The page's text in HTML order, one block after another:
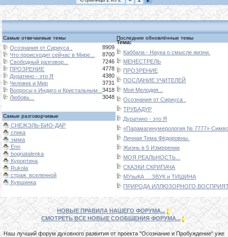
Самые отвечаемые темы Последние обновлённые темы
Осознания от Сириуса .
8909
Что происходит сейчас в Мире...
8700
Свободный разговор...
7246
ПРОЗРЕНИЕ
4778
Дуратино - это Я
4380
Человек и Мир
3731
Вопросы к Индиго и Кристальным...3418
Любовь...
3048
Тема:
Каббала - Наука о смысле жизни.
МЕНЕСТРЕЛЬ
ПРОЗРЕНИЕ
ПОСЛАНИЕ УЧИТЕЛЕЙ
Моя Мелодия...
Осознания от Сириуса .
ТРУБАДУР
Дуратино - это Я
«Парамагинумерология № 7777»
Личная Тема Фёдоровны.
Жизнь в 5 Измерении
МОЯ РЕАЛЬНОСТЬ...
СКАЗКИ СКРИПАЧА
МУзыКА ....ЗВУК и ТИШИНА
ПРИРОДА ИЛЛЮЗОРНОГО
Самые разговорчивые
СНЕЖЭЛЬ-БИО-ДАР
спика
эмма
Enn
bognatalenka
Курортина
Rukola
страж_вселенной
Кувшинка
НОВЫЕ ПРАВИЛА НАШЕГО ФОРУМА...
СМОТРЕТЬ ВСЕ НОВЫЕ СООБЩЕНИЯ ФОРУМА...
Наш лучший форум духовного развития от проекта "Осознание и Пробуждение" уже